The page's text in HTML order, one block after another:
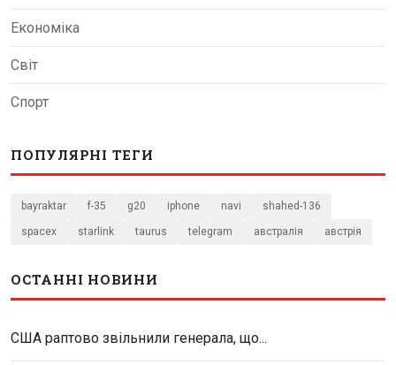
Економіка
Світ
Спорт
ПОПУЛЯРНІ ТЕГИ
bayraktar f-35 g20 iphone navi shahed-136
spacex starlink taurus telegram австралія австрія
ОСТАННІ НОВИНИ
США раптово звільнили генерала, що...